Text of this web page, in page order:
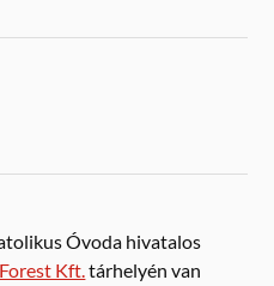
Óvoda hivatalos
Kft.tárhelyén van